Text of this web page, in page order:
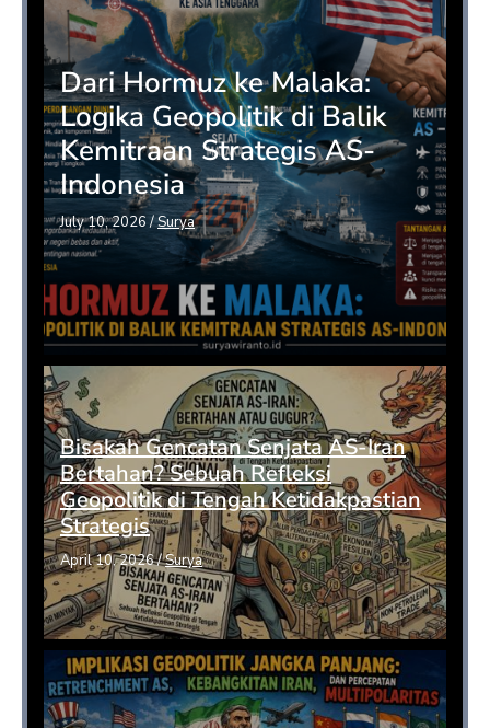
Dari Hormuz ke Malaka:
Logika Geopolitik di Balik
Kemitraan Strategis AS-
Indonesia
July 10, 2026/Surya
Bisakah Gencatan Senjata AS-Iran
Bertahan? Sebuah Refleksi
Geopolitik di Tengah Ketidakpastian
Strategis
April 10, 2026/Surya